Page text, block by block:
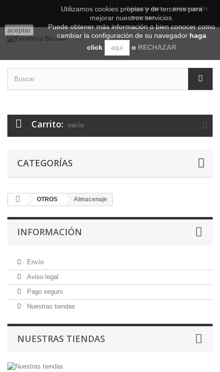
Iniciar sesión
Contacte con
nosotros
Carrito: vacío
CATEGORÍAS
OTROS Almacenaje
INFORMACIÓN
Envío
Aviso legal
Pago seguro
Nuestras tiendas
NUESTRAS TIENDAS
aceptar
Utilizamos cookies propias y de terceros para
mejorar nuestros servicios.
Puede obtener más información o bien conocer como
cambiar la configuración de su navegador haga
click
aquí o RECHAZAR